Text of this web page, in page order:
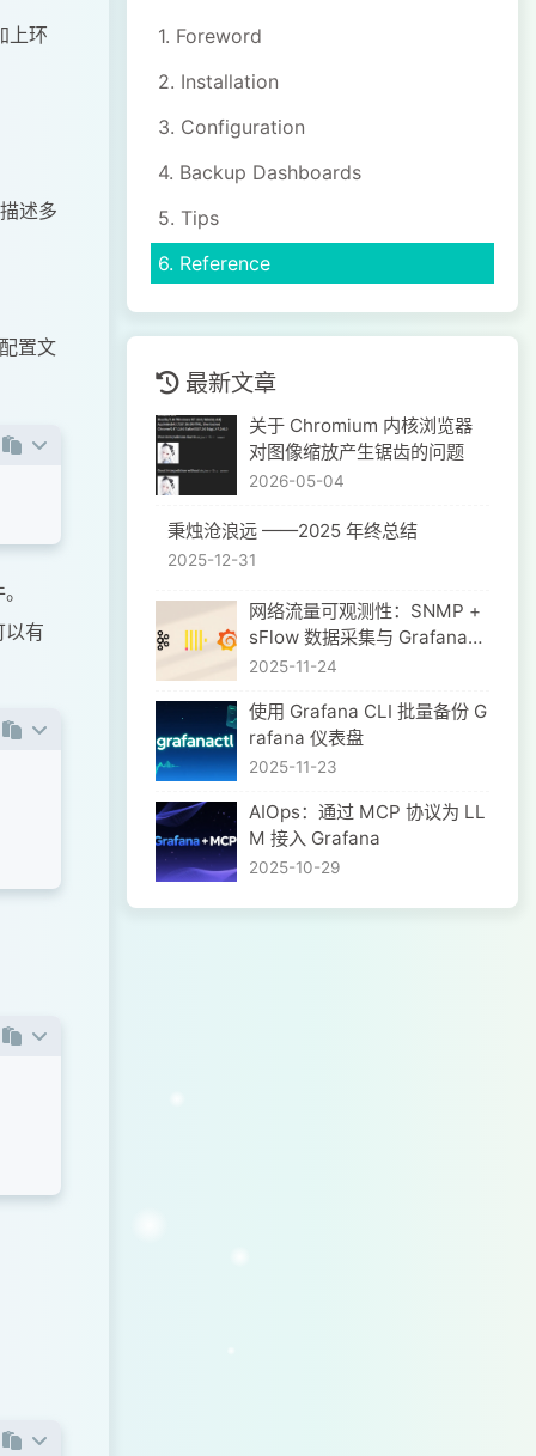
上环
述多
置文
有
1. Foreword
2. Installation
3. Configuration
4. Backup Dashboards
5. Tips
6. Reference
最新文章
关于 Chromium 内核浏览器
对图像缩放产生锯齿的问题
2026-05-04
秉烛沧浪远 ——2025 年终总结
2025-12-31
网络流量可观测性：SNMP +
sFlow 数据采集与 Grafana
可视化实践
2025-11-24
使用 Grafana CLI 批量备份 G
rafana 仪表盘
2025-11-23
​AIOps：通过 MCP 协议为 LL
M 接入 Grafana
2025-10-29